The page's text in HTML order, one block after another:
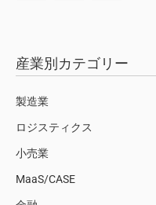
産業別カテゴリー
製造業
ロジスティクス
小売業
MaaS/CASE